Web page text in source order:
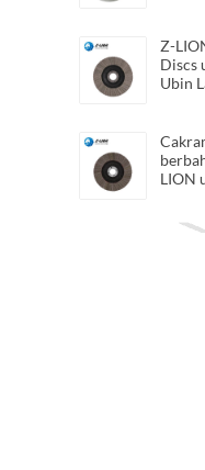
Z-
Discs
Ubin
LION
Z-